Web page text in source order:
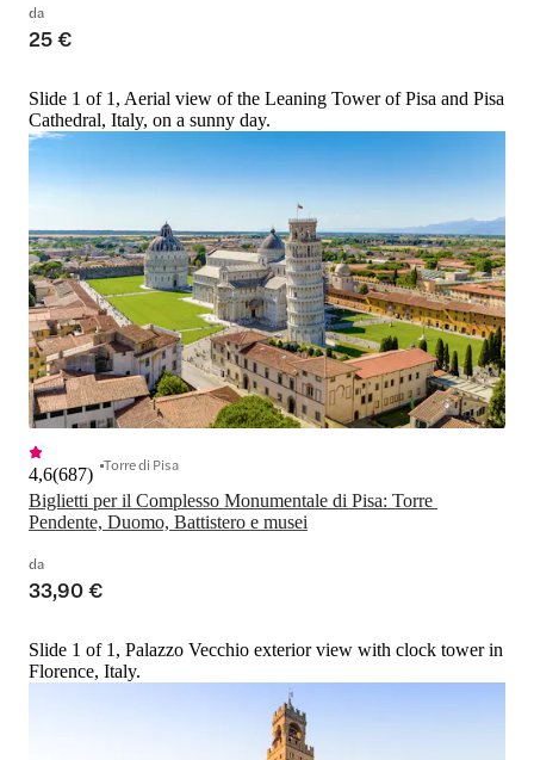
da
25 €
Slide 1 of 1, Aerial view of the Leaning Tower of Pisa and Pisa
Cathedral, Italy, on a sunny day.
Biglietti per il Complesso Monumentale di Pisa: Torre
Pendente, Duomo, Battistero e musei
4,6(687) Torre di Pisa
da
33,90 €
Slide 1 of 1, Palazzo Vecchio exterior view with clock tower in
Florence, Italy.